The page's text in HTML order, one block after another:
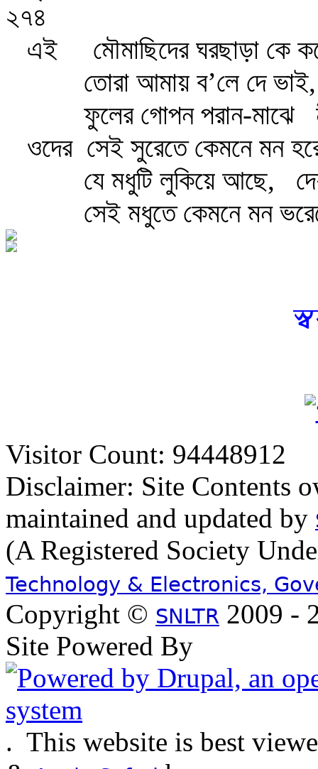
২৭৪
এই
মৌমাছিদের ঘরছাড়া কে
তোরা আমায় ব’লে দে
ফুলের গোপন পরান-মাঝে
ওদের সেই সুরেতে কেমনে মন
যে মধুটি লুকিয়ে আছে,
সেই মধুতে কেমনে মন
Visitor Count: 94448912
Disclaimer: Site Contents
maintained and updated by
(A Registered Society
Technology & Electronics,
Copyright © SNLTR 2009 -
Site Powered By
. This website is best